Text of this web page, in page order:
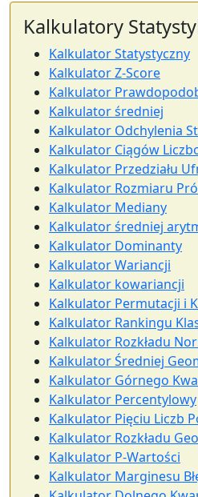
Kalkulatory
Kalkulator Statystyczny
Kalkulator Z-Score
Kalkulator
Kalkulator średniej
Kalkulator Odchylenia
Kalkulator Ciągów
Kalkulator Przedziału
Kalkulator Rozmiaru
Kalkulator Mediany
Kalkulator średniej
Kalkulator Dominanty
Kalkulator Wariancji
Kalkulator kowariancji
Kalkulator Permutacji i
Kalkulator Rankingu
Kalkulator Rozkładu
Kalkulator Średniej
Kalkulator Górnego
Kalkulator Percentylowy
Kalkulator Pięciu Liczb
Kalkulator Rozkładu
Kalkulator P-Wartości
Kalkulator Marginesu